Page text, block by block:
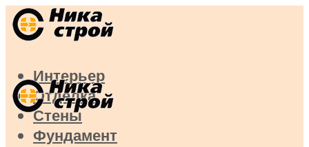
Интерьер
Отделка
Стены
Фундамент